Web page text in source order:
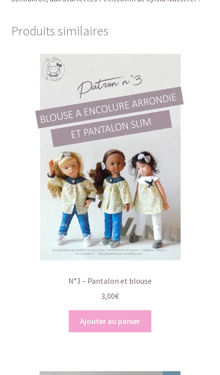
Produits similaires
N°3 – Pantalon et blouse
3,00€
Ajouter au panier